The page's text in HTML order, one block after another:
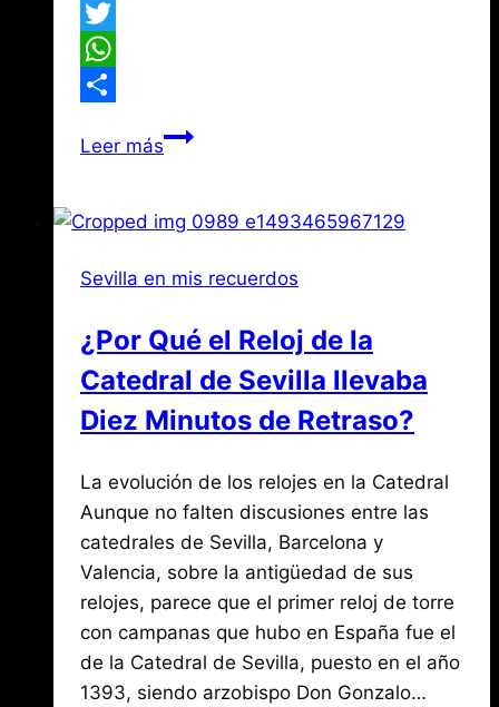
Facebook
Twitter
WhatsApp
Leer más¿Conocen
de
Torre
Don
Fadrique?
Sevilla en mis recuerdos
¿Por Qué el Reloj de la
Catedral de Sevilla llevaba
Diez Minutos de Retraso?
PorJose
María
de
Mena
abril
29,
2017agosto
3,
2026
La evolución de los relojes en la Catedral
Aunque no falten discusiones entre las
catedrales de Sevilla, Barcelona y
Valencia, sobre la antigüedad de sus
relojes, parece que el primer reloj de torre
con campanas que hubo en España fue el
de la Catedral de Sevilla, puesto en el año
1393, siendo arzobispo Don Gonzalo…